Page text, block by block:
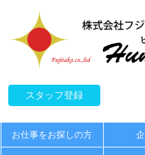
スタッフ登録
お仕事をお探しの方